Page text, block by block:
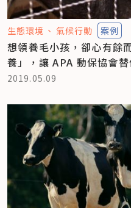
生態環境 氣候行動 案例
想領養毛小孩，卻心有餘
養」，讓 APA 動保協會
2019.05.09